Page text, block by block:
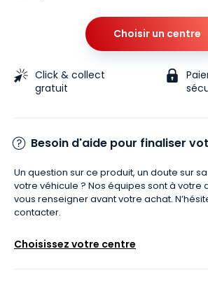
Choisir un centre
Click & collect
gratuit
Besoin d'aide pour finaliser
Un question sur ce produit, un doute sur
votre véhicule ? Nos équipes sont à votre
vous renseigner avant votre achat.
contacter.
Choisissez votre centre